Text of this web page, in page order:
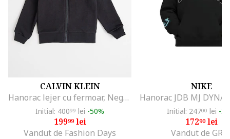
CALVIN KLEIN
Hanorac lejer cu fermoar, Negru
Initial: 40099 lei -50%
19999lei
Vandut de Fashion Days
NIKE
Initial: 24700 lei -
17290lei
Vandut de